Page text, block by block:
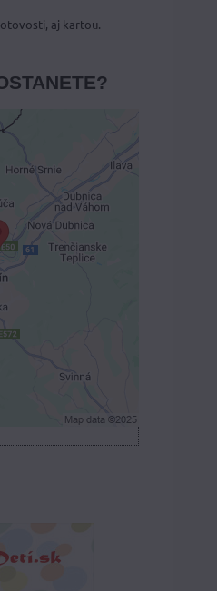
aj kartou.
blokovaný
obsah?
s druhom